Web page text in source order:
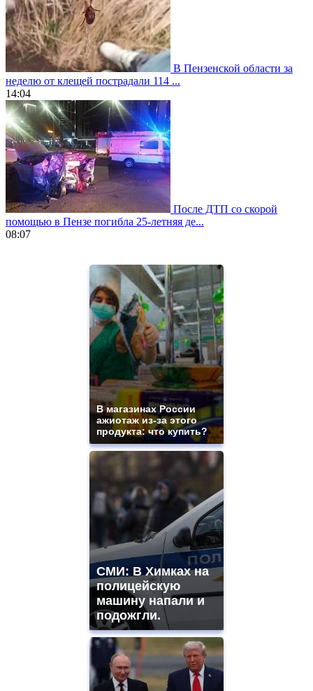
В Пензенской области за
неделю от клещей пострадали 114 ...
14:04
После ДТП со скорой
помощью в Пензе погибла 25-летняя де...
08:07
https://gradewatches.to/
https://www.replicasrelojes.to/
https://www.phoenix-
В магазинах России
ажиотаж из-за этого
продукта: что купить?
СМИ: В Химках на
полицейскую
машину напали и
подожгли.